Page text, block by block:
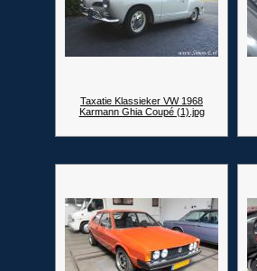
Taxatie Klassieker VW 1968
Karmann Ghia Coupé (1).jpg